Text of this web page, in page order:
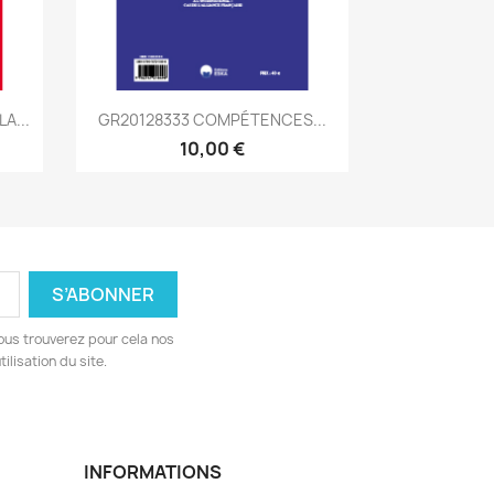
Aperçu rapide
GR20128333 COMPÉTENCES...
10,00 €
trouverez pour cela nos
du site.
INFORMATIONS